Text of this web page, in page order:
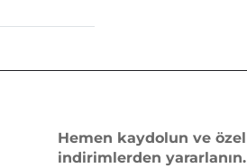
Hemen kaydolun ve özel
indirimlerden yararlanın.